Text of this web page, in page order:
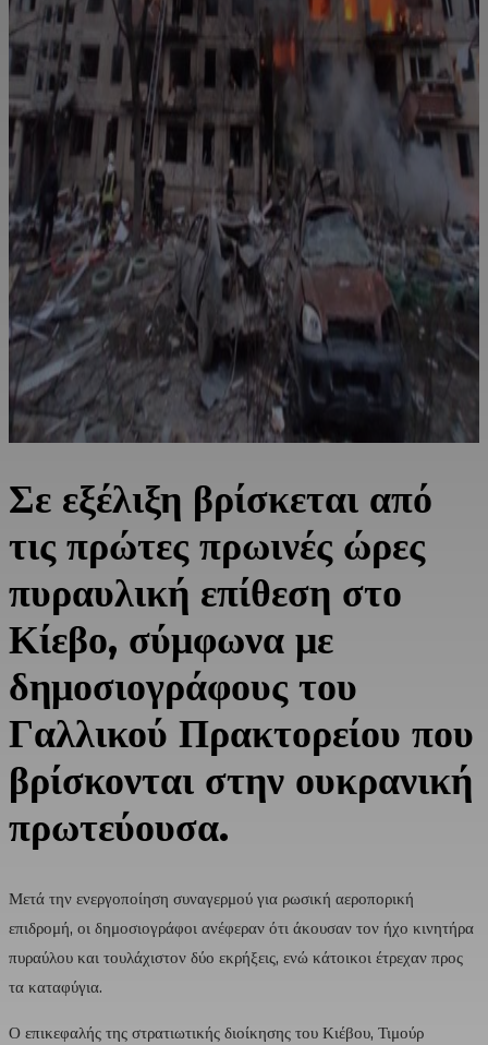
Σε εξέλιξη βρίσκεται από
τις πρώτες πρωινές ώρες
πυραυλική επίθεση στο
Κίεβο, σύμφωνα με
δημοσιογράφους του
Γαλλικού Πρακτορείου που
βρίσκονται στην ουκρανική
πρωτεύουσα.
Μετά την ενεργοποίηση συναγερμού για ρωσική αεροπορική
επιδρομή, οι δημοσιογράφοι ανέφεραν ότι άκουσαν τον ήχο κινητήρα
πυραύλου και τουλάχιστον δύο εκρήξεις, ενώ κάτοικοι έτρεχαν προς
τα καταφύγια.
Ο επικεφαλής της στρατιωτικής διοίκησης του Κιέβου, Τιμούρ